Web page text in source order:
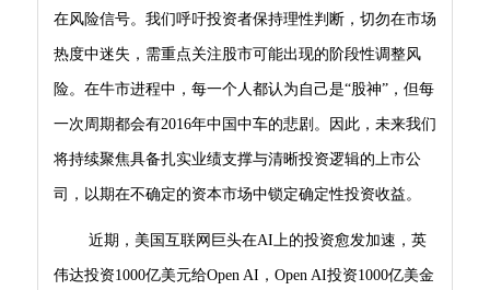
在风险信号。我们呼吁投资者保持理性判断，切勿在市场
热度中迷失，需重点关注股市可能出现的阶段性调整风
险。在牛市进程中，每一个人都认为自己是“股神”，但每
一次周期都会有2016年中国中车的悲剧。因此，未来我们
将持续聚焦具备扎实业绩支撑与清晰投资逻辑的上市公
司，以期在不确定的资本市场中锁定确定性投资收益。
近期，美国互联网巨头在AI上的投资愈发加速，英
伟达投资1000亿美元给Open AI，Open AI投资1000亿美金